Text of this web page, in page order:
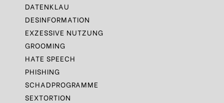
DATENKLAU
DESINFORMATION
EXZESSIVE NUTZUNG
GROOMING
HATE SPEECH
PHISHING
SCHADPROGRAMME
SEXTORTION